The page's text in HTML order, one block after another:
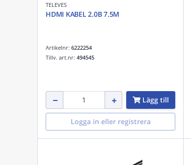
TELEVES
HDMI KABEL 2.0B 7.5M
Artikelnr: 6222254
Tillv. art.nr: 494545
Lägg till
Logga in eller registrera